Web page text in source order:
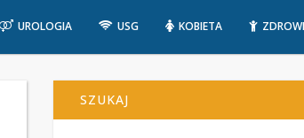
UROLOGIA USG KOBIETA
SZUKAJ